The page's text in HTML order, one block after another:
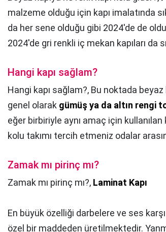
malzeme olduğu için kapı imalatında
da her sene olduğu gibi 2024'de de
2024'de gri renkli iç mekan kapıları da
Hangi kapı sağlam?
Hangi kapı sağlam?, Bu noktada beyaz
genel olarak gümüş ya da altın rengi
eğer birbiriyle aynı amaç için
kolu takımı tercih etmeniz odalar
Zamak mı pirinç mı?
Zamak mı pirinç mı?, Laminat Kapı
En büyük özelliği darbelere ve ses karşı
özel bir maddeden üretilmektedir.